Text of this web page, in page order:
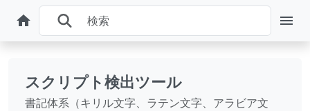
スクリプト検出ツール
書記体系（キリル文字、ラテン文字、アラビア文